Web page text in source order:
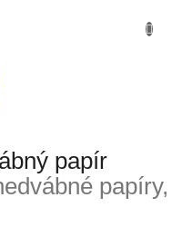
papír
papíry,